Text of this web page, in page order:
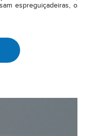
espreguiçadeiras, o